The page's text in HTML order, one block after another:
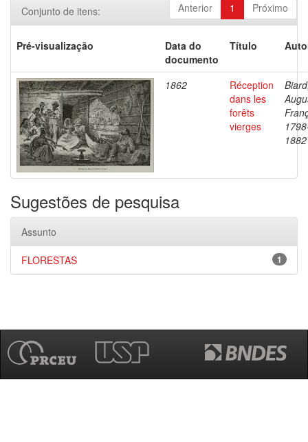
Anterior 1 Próximo
Conjunto de itens:
Pré-visualização
Data do
documento
Título
1862
Réception
dans les
forêts
vierges
1882
Sugestões de pesquisa
Assunto
1
FLORESTAS